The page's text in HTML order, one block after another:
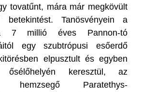
tovatűnt, mára már megkövült
betekintést. Tanösvényein a
7 millió éves Pannon-tó
egy szubtrópusi esőerdő
elpusztult és egyben
ősélőhelyén keresztül, az
hemzsegő Paratethys-